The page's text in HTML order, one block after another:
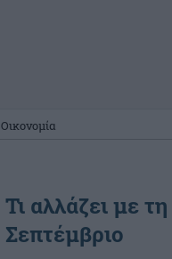
Οικονομία
Τι αλλάζει με
Σεπτέμβριο